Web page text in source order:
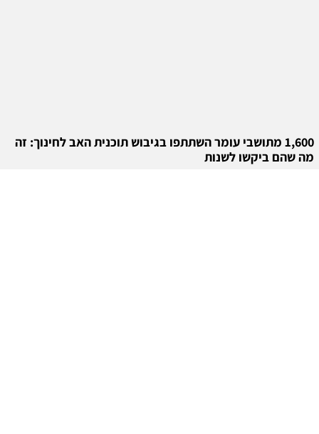
1,600 מתושבי עומר השתתפו בגיבוש תוכנית האב לחינוך: זה
מה שהם ביקשו לשנות